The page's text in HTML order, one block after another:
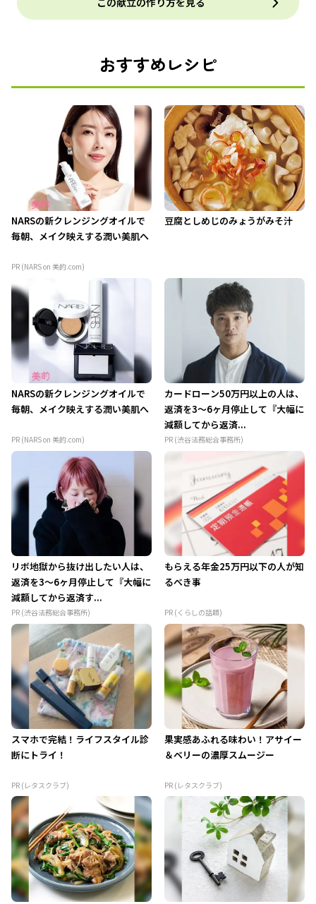
おすすめレシピ
NARSの新クレンジングオイルで
毎朝、メイク映えする潤い美肌へ
PR (NARS on 美的.com)
豆腐としめじのみょうがみそ汁
NARSの新クレンジングオイルで
毎朝、メイク映えする潤い美肌へ
PR (NARS on 美的.com)
カードローン50万円以上の人は、
返済を3～6ヶ月停止して『大幅に
減額してから返済...
PR (渋谷法務総合事務所)
リボ地獄から抜け出したい人は、
返済を3～6ヶ月停止して『大幅に
減額してから返済す...
PR (渋谷法務総合事務所)
もらえる年金25万円以下の人が知
るべき事
PR (くらしの話題)
スマホで完結！ライフスタイル診
断にトライ！
PR (レタスクラブ)
果実感あふれる味わい！アサイー
＆ベリーの濃厚スムージー
PR (レタスクラブ)